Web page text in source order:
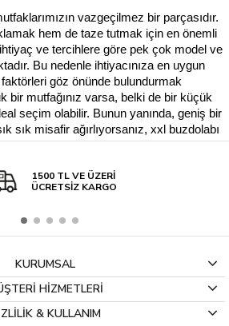
vazgeçilmez bir parçasıdır.
hem de taze tutmak için en önemli
ve tercihlere göre pek çok model ve
Bu nedenle ihtiyacınıza en uygun
göz önünde bulundurmak
bir mutfağınız varsa, belki de bir küçük
seçim olabilir. Bunun yanında, geniş bir
sık misafir ağırlıyorsanız, xxl buzdolabı
fiyatları ve enerji verimliliği sayesinde
katkıda bulunabilirsiniz. Yazımızda,
sizi bilgilendirmeyi hedefliyoruz.
Buzdolabı Modelleri ve
hem tasarım hem de enerji verimliliği
1500 TL VE ÜZERİ
ÜCRETSİZ KARGO
KURUMSAL
HİZMETLERİ
& KULLANIM